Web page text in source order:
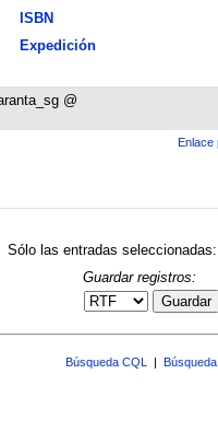
ISBN
Expedición
@
Enlace
Sólo las entradas seleccionadas:
Guardar registros:
Guardar
Búsqueda CQL